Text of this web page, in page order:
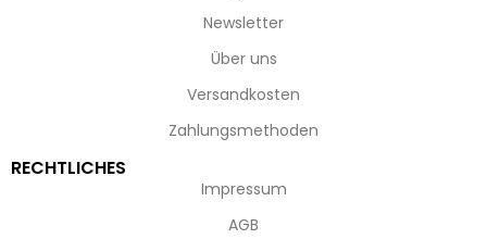
Newsletter
Über uns
Versandkosten
Zahlungsmethoden
RECHTLICHES
Impressum
AGB